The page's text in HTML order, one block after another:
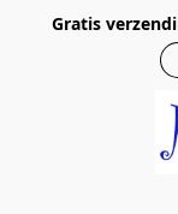
Gratis